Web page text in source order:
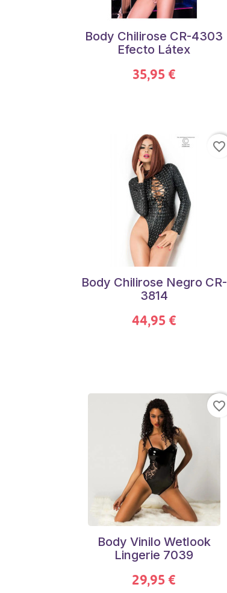
Body Chilirose CR-4303
Efecto Látex
35,95 €
Body Chilirose Negro CR-
3814
44,95 €
favorite_border
Body Vinilo Wetlook
Lingerie 7039
29,95 €
favorite_border